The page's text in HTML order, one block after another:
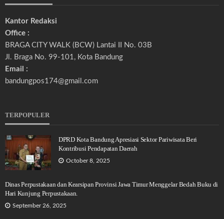
Kantor Redaksi
Office :
BRAGA CITY WALK (BCW) Lantai II No. 03B
Jl. Braga No. 99-101, Kota Bandung
Email :
bandungpos174@gmail.com
TERPOPULER
DPRD Kota Bandung Apresiasi Sektor Pariwisata Beri
Kontribusi Pendapatan Daerah
October 8, 2025
Dinas Perpustakaan dan Kearsipan Provinsi Jawa Timur Menggelar Bedah Buku di
Hari Kunjung Perpustakaan.
September 26, 2025